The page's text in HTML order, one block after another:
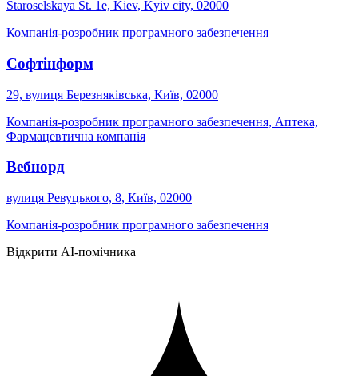
Staroselskaya St. 1е, Kiev, Kyiv city, 02000
Компанія-розробник програмного забезпечення
Софтінформ
29, вулиця Березняківська, Київ, 02000
Компанія-розробник програмного забезпечення, Аптека,
Фармацевтична компанія
Вебнорд
вулиця Ревуцького, 8, Київ, 02000
Компанія-розробник програмного забезпечення
Відкрити AI-помічника